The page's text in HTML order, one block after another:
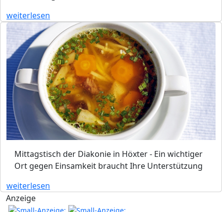
weiterlesen
Mittagstisch der Diakonie in Höxter - Ein wichtiger
Ort gegen Einsamkeit braucht Ihre Unterstützung
weiterlesen
Anzeige